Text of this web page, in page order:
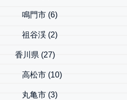
鳴門市 (6)
祖谷渓 (2)
香川県 (27)
高松市 (10)
丸亀市 (3)